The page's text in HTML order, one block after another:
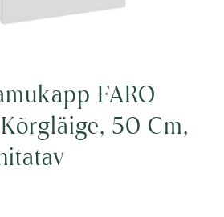
FARO
50 Cm,